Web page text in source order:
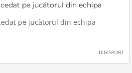
pe jucătorul din echipa
pe jucătorul din echipa
DIGISPORT